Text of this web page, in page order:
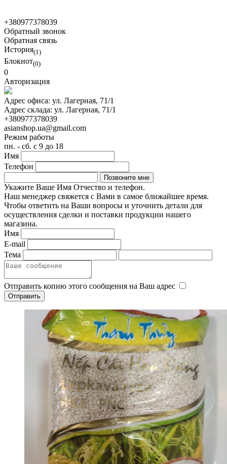
+380977378039
Обратный звонок
Обратная связь
История(1)
Блокнот(0)
0
Авторизация
Адрес офиса: ул. Лагерная, 71/1
Адрес склада: ул. Лагерная, 71/1
+380977378039
asianshop.ua@gmail.com
Режим работы
пн. - сб. с 9 до 18
Имя
Телефон
Укажите Ваше Имя Отчество и телефон.
Наш менеджер свяжется с Вами в самое ближайшее время.
Чтобы ответить на Ваши вопросы и уточнить детали для
осуществления сделки и поставки продукции нашего
магазина.
Имя
E-mail
Тема
Отправить копию этого сообщения на Ваш адрес